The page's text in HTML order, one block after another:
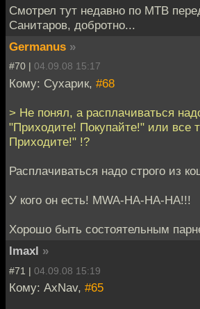
Смотрел тут недавно по МТВ
Санитаров, добротно...
Germanus »
#70 | 04.09.08 15:17
Кому: Сухарик, #68
> Не понял, а расплачиваться
"Приходите! Покупайте!" или все
Приходите!" !?
Расплачиваться надо строго из
У кого он есть! MWA-HA-HA-HA!!!
Хорошо быть состоятельным
lmaxl »
#71 | 04.09.08 15:19
Кому: AxNav, #65